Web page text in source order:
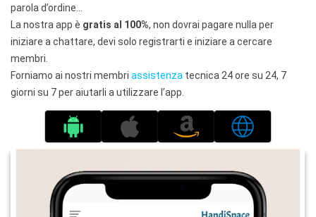
parola d’ordine…
La nostra app è gratis al 100%, non dovrai pagare nulla per
iniziare a chattare, devi solo registrarti e iniziare a cercare
membri.
Forniamo ai nostri membri assistenza tecnica 24 ore su 24, 7
giorni su 7 per aiutarli a utilizzare l’app.